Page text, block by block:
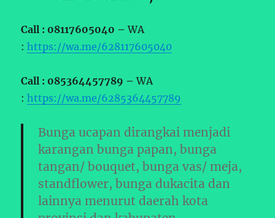
Call : 08117605040 –WA
:https://wa.me/628117605040
Call : 085364457789 –WA
:https://wa.me/6285364457789
Bunga ucapan dirangkai menjadi
karangan bunga papan, bunga
tangan/ bouquet, bunga vas/ meja,
standflower, bunga dukacita dan
lainnya menurut daerah kota